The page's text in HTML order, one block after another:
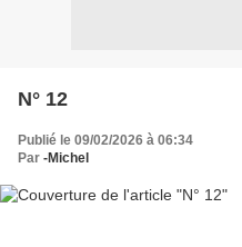
N° 12
Publié le 09/02/2026 à 06:34
Par -Michel